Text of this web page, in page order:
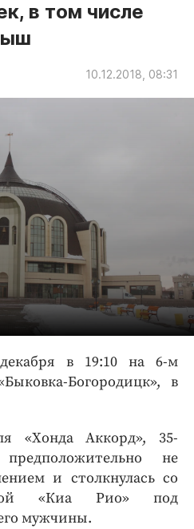
в том числе
10.12.2018, 08:31
в 19:10 на 6-м
Богородицк», в
«Хонда Аккорд», 35-
не
и столкнулась со
«Киа Рио» под
мужчины.